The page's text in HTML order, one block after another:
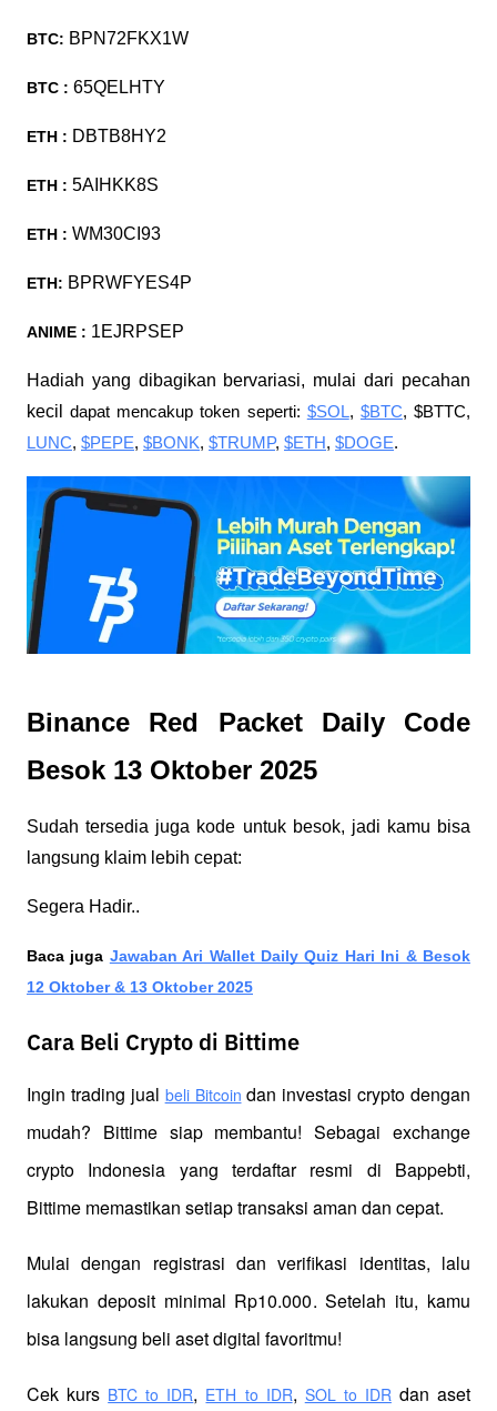
BTC: BPN72FKX1W
BTC : 65QELHTY
ETH : DBTB8HY2
ETH : 5AIHKK8S
ETH : WM30CI93
ETH: BPRWFYES4P
ANIME : 1EJRPSEP
Hadiah yang dibagikan bervariasi, mulai dari pecahan
kecildapat mencakup token seperti: $SOL, $BTC, $BTTC,
LUNC, $PEPE, $BONK, $TRUMP, $ETH, $DOGE.
Binance Red Packet Daily Code
Besok 13 Oktober 2025
Sudah tersedia juga kode untuk besok, jadi kamu bisa
langsung klaim lebih cepat:
Segera Hadir..
Baca juga Jawaban Ari Wallet Daily Quiz Hari Ini & Besok
12 Oktober & 13 Oktober 2025
Cara Beli Crypto di Bittime
Ingin trading jual beli Bitcoin dan investasi crypto dengan
mudah? Bittime siap membantu! Sebagai exchange
crypto Indonesia yang terdaftar resmi di Bappebti,
Bittime memastikan setiap transaksi aman dan cepat.
Mulai dengan registrasi dan verifikasi identitas, lalu
lakukan deposit minimal Rp10.000. Setelah itu, kamu
bisa langsung beli aset digital favoritmu!
Cek kurs BTC to IDR, ETH to IDR, SOL to IDR dan aset